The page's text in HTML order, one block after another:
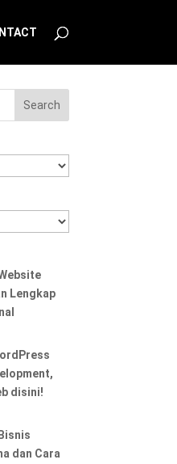
Lengkap
disini!
dan Cara